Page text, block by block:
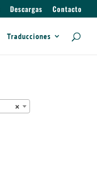
Descargas Contacto
Traducciones
×